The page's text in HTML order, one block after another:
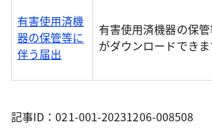
有害使用済機
器の保管等に
伴う届出
有害使用済機器の保
がダウンロードできま
記事ID：021-001-20231206-008508